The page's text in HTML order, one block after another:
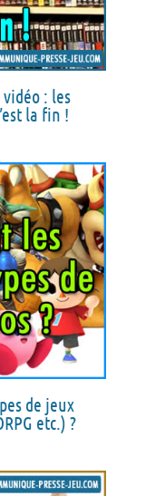
: les
la fin !
de jeux
etc.) ?